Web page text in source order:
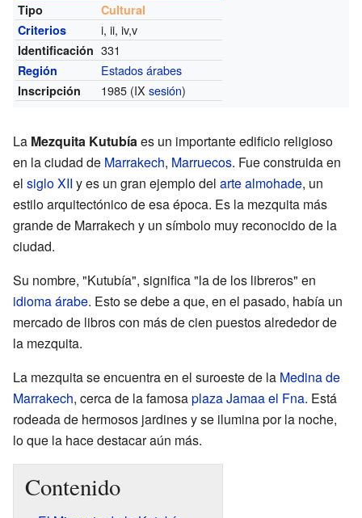
Tipo
Cultural
Criterios
i, ii, iv,v
Identificación 331
Región Estados árabes
Inscripción 1985 (IXsesión)
La Mezquita Kutubíaes un importante edificio religioso
en la ciudad de Marrakech, Marruecos. Fue construida en
el siglo XII y es un gran ejemplo del arte almohade, un
estilo arquitectónico de esa época. Es la mezquita más
grande de Marrakech y un símbolo muy reconocido de la
ciudad.
Su nombre, "Kutubía", significa "la de los libreros" en
idioma árabe. Esto se debe a que, en el pasado, había un
mercado de libros con más de cien puestos alrededor de
la mezquita.
La mezquita se encuentra en el suroeste de la Medina de
Marrakech, cerca de la famosaplaza Jamaa el Fna. Está
rodeada de hermosos jardines y se ilumina por la noche,
lo que la hace destacar aún más.
Contenido